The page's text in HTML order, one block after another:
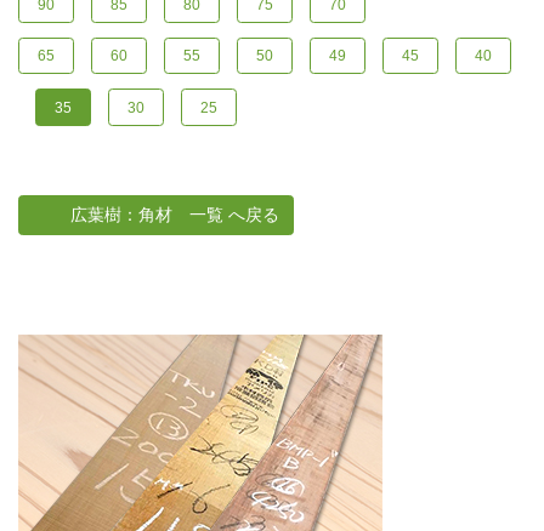
90 85 80 75 70
65 60 55 50 49 45 40
35 30 25
広葉樹：角材 一覧 へ戻る